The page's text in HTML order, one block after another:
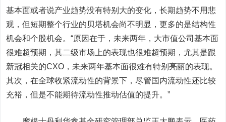
基本面或者说产业趋势没有特别大的变化，长期趋势不用悲
观，但短期整个行业的贝塔机会尚不明显，更多的是结构性
机会和个股机会。“原因在于，未来两年，大市值公司基本面
很难超预期，其二级市场上的表现也很难超预期，尤其是跟
新冠相关的CXO，未来两年基本面很难有特别亮丽的表现。
其次，在全球收紧流动性的背景下，尽管国内流动性还比较
充裕，但是不能期待流动性推动估值的提升。”